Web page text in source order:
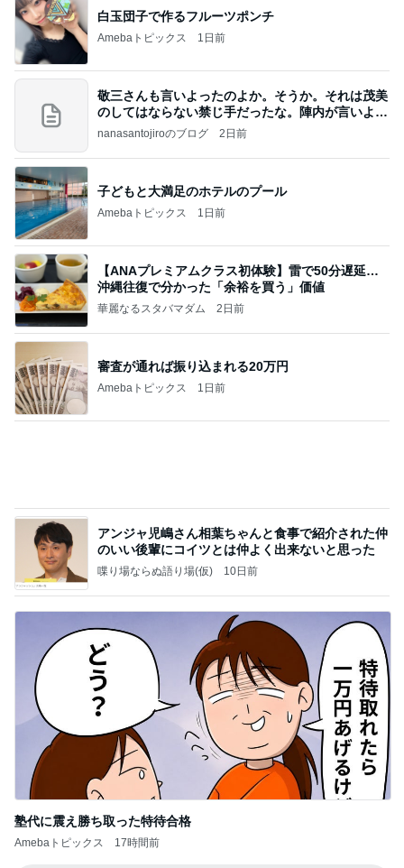
白玉団子で作るフルーツポンチ
Amebaトピックス 1日前
敬三さんも言いよったのよか。そうか。それは茂美
のしてはならない禁じ手だったな。陣内が言いよる
のよ
nanasantojiroのブログ 2日前
子どもと大満足のホテルのプール
Amebaトピックス 1日前
【ANAプレミアムクラス初体験】雷で50分遅延…
沖縄往復で分かった「余裕を買う」価値
華麗なるスタバマダム 2日前
審査が通れば振り込まれる20万円
Amebaトピックス 1日前
アンジャ児嶋さん相葉ちゃんと食事で紹介された仲
のいい後輩にコイツとは仲よく出来ないと思った
喋り場ならぬ語り場(仮) 10日前
塾代に震え勝ち取った特待合格
Amebaトピックス 17時間前